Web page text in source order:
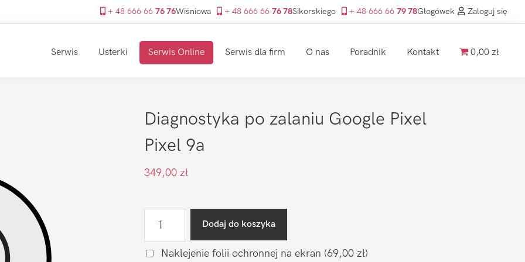
+ 48 666 66 76 76Wiśniowa + 48 666 66 76 78Sikorskiego + 48 666 66 79 78Głogówek Zaloguj się
Serwis Usterki Serwis Online Serwis dla firm O nas Poradnik Kontakt 0,00 zł
Diagnostyka po zalaniu Google Pixel
Pixel 9a
349,00 zł
po
Dodaj do koszyka
Naklejenie folii ochronnej na ekran (69,00 zł)